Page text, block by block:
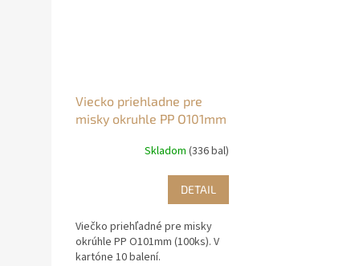
Viecko priehladne pre
misky okruhle PP O101mm
Skladom (336 bal)
DETAIL
Viečko priehľadné pre misky
okrúhle PP O101mm (100ks). V
kartóne 10 balení.